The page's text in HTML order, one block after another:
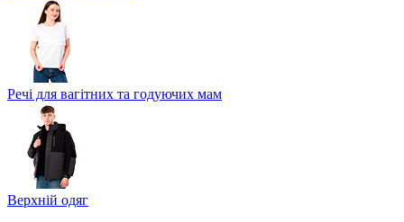
Речі для вагітних та годуючих мам
Верхній одяг